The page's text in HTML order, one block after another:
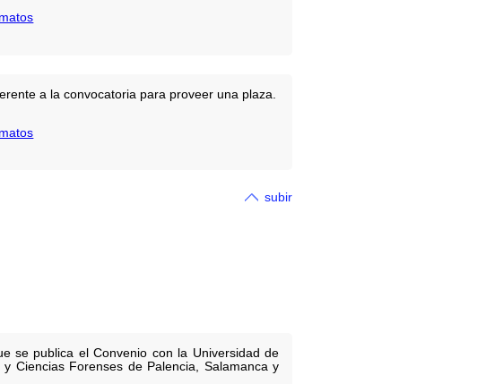
a la convocatoria para proveer una plaza.
subir
se publica el Convenio con la Universidad de
Ciencias Forenses de Palencia, Salamanca y